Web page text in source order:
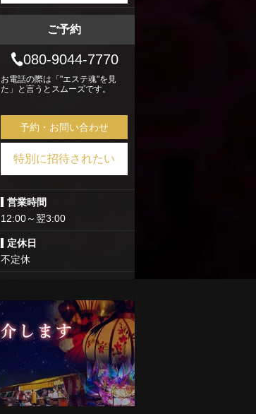
ご予約
080-9044-7770
お電話の際は「"エステ魂"を見
た」と言うとスムーズです。
予約・お問い合わせ
特別に招待されたい
営業時間
12:00～翌3:00
定休日
不定休